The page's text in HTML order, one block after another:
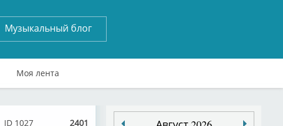
Музыкальный блог
Моя лента
2401
ID 1027